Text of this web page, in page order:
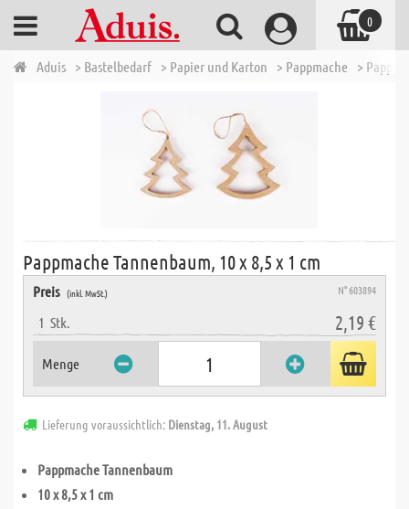
Aduis > Bastelbedarf > Papier und Karton > Pappmache >
Pappmache Tannenbaum, 10 x 8,5 x 1 cm
Preis (inkl. MwSt.) N° 603894
1 Stk. 2,19 €
Menge
Lieferung voraussichtlich: Dienstag, 11. August
Pappmache Tannenbaum
10 x 8,5 x 1 cm
0